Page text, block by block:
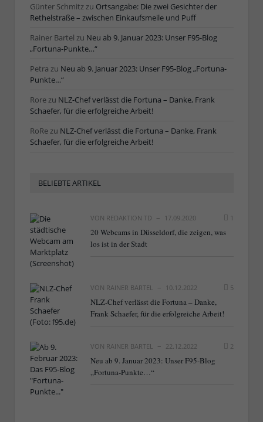
Günter Schmitzzu Ortsangabe: Die zwei Gesichter der
Rethelstraße – zwischen Einkaufsmeile und Puff
Rainer Bartel zu Neu ab 9. Januar 2023: Unser F95-Blog
„Fortuna-Punkte…“
Petra zu Neu ab 9. Januar 2023: Unser F95-Blog „Fortuna-
Punkte…“
Rorezu NLZ-Chef verlässt die Fortuna – Danke, Frank
Schaefer, für die erfolgreiche Arbeit!
RoRezu NLZ-Chef verlässt die Fortuna – Danke, Frank
Schaefer, für die erfolgreiche Arbeit!
BELIEBTE ARTIKEL
VON REDAKTION TD 17.09.2020 1
20 Webcams in Düsseldorf, die zeigen, was
los ist in der Stadt
VON RAINER BARTEL 10.12.2022 5
NLZ-Chef verlässt die Fortuna – Danke,
Frank Schaefer, für die erfolgreiche Arbeit!
VON RAINER BARTEL 22.12.2022 2
Neu ab 9. Januar 2023: Unser F95-Blog
„Fortuna-Punkte…“